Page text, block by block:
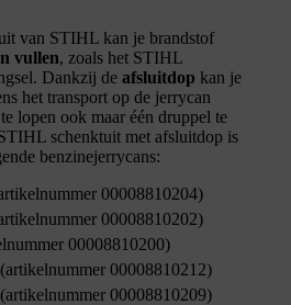
van STIHL kan je brandstof
vullen, zoals het STIHL
Dankzij de afsluitdop kan je
het transport op de jerrycan
lopen ook maar één druppel te
schenktuit met afsluitdop is
benzinejerrycans:
00008810204)
00008810202)
00008810200)
00008810212)
00008810209)